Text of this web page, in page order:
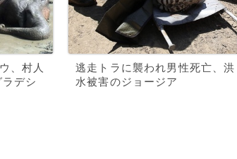
、村人
デシ
逃走トラに襲われ男性死亡、洪
水被害のジョージア